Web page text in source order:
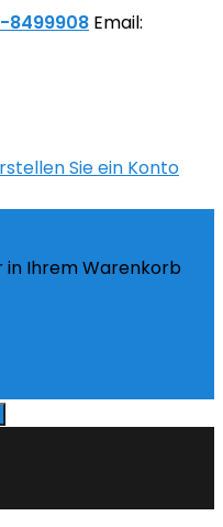
8499908 Email:
Sie ein Konto
in Ihrem Warenkorb